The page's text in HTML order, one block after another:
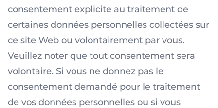
consentement explicite au traitement de
certaines données personnelles collectées sur
ce site Web ou volontairement par vous.
Veuillez noter que tout consentement sera
volontaire. Si vous ne donnez pas le
consentement demandé pour le traitement
de vos données personnelles ou si vous